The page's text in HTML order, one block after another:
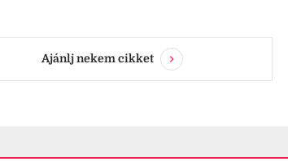
Ajánlj nekem cikket